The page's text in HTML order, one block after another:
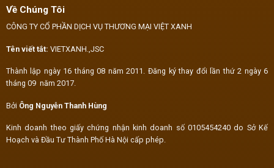
Về Chúng Tôi
CÔNG TY CỔ PHẦN DỊCH VỤ THƯƠNG MẠI VIỆT XANH
Tên viết tắt: VIETXANH.,JSC
Thành lập ngày 16 tháng 08 năm 2011. Đăng ký thay đổi lần thứ 2 ngày 6
tháng 09 năm 2017.
Bởi Ông Nguyễn Thanh Hùng
Kinh doanh theo giấy chứng nhận kinh doanh số 0105454240 do Sở Kế
Hoạch và Đầu Tư Thành Phố Hà Nội cấp phép.